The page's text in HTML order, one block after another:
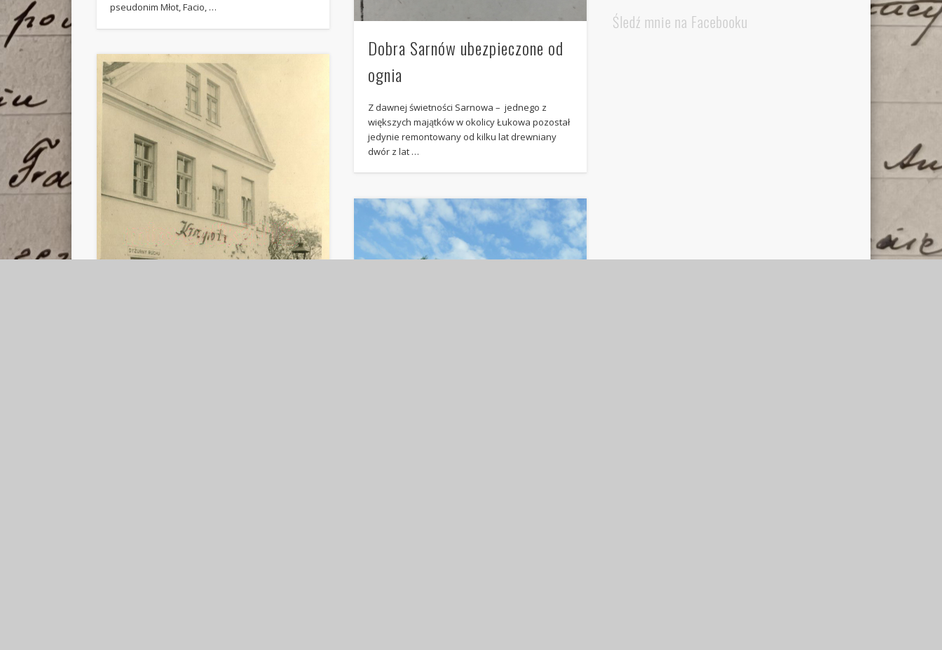
pseudonim Młot, Facio, …
Dobra Sarnów ubezpieczone od
ognia
Z dawnej świetności Sarnowa – jednego z
większych majątków w okolicy Łukowa pozostał
jedynie remontowany od kilku lat drewniany
dwór z lat …
Śledź mnie na Facebooku